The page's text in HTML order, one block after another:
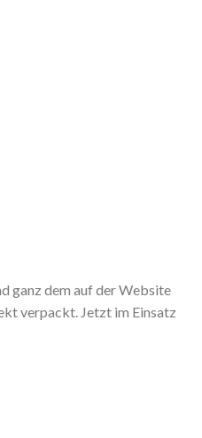
ganz dem auf der Website
verpackt. Jetzt im Einsatz